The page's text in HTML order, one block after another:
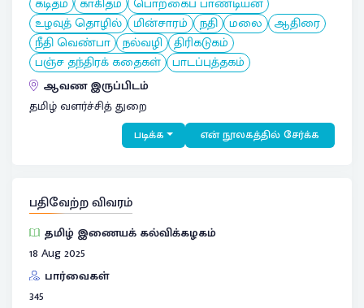
உழவுத் தொழில் மின்சாரம் நதி மலை ஆதிரை
நீதி வெண்பா நல்வழி திரிகடுகம்
பஞ்ச தந்திரக் கதைகள் பாடப்புத்தகம்
ஆவண இருப்பிடம்
தமிழ் வளர்ச்சித் துறை
படிக்க என் நூலகத்தில் சேர்க்க
பதிவேற்ற விவரம்
தமிழ் இணையக் கல்விக்கழகம்
18 Aug 2025
பார்வைகள்
345